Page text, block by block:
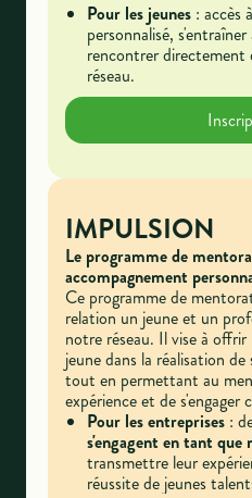
Pour les jeunes : accès
personnalisé,
rencontrer directement
réseau.
IMPULSION
Le programme de
accompagnement
Ce programme de
relation un jeune et un
notre réseau. Il vise à
jeune dans la réalisation
tout en permettant au
expérience et de s'engager
Pour les entreprises :
s'engagent en tant que
transmettre leur
réussite de jeunes